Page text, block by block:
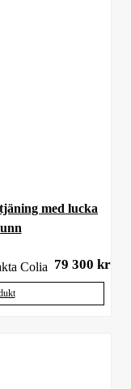
med lucka
Colia 79 300 kr